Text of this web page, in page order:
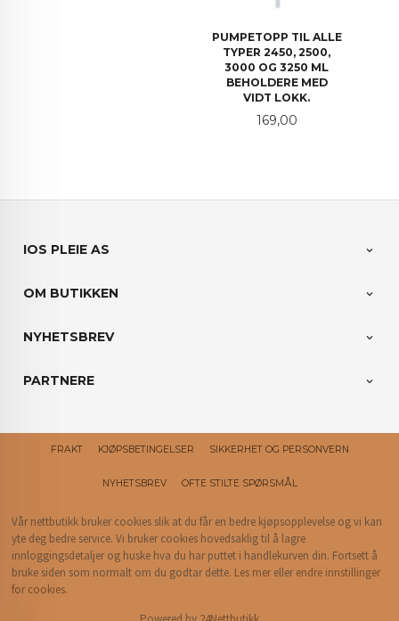
PUMPETOPP TIL ALLE
TYPER 2450, 2500,
3000 OG 3250 ML
BEHOLDERE MED
VIDT LOKK.
Pris
169,00
IOS PLEIE AS
OM BUTIKKEN
NYHETSBREV
PARTNERE
FRAKT KJØPSBETINGELSER SIKKERHET OG PERSONVERN
NYHETSBREV OFTE STILTE SPØRSMÅL
Vår nettbutikk bruker cookies slik at du får en bedre kjøpsopplevelse og vi kan
yte deg bedre service. Vi bruker cookies hovedsaklig til å lagre
innloggingsdetaljer og huske hva du har puttet i handlekurven din. Fortsett å
bruke siden som normalt om du godtar dette. Les merellerendre innstillinger
for cookies.